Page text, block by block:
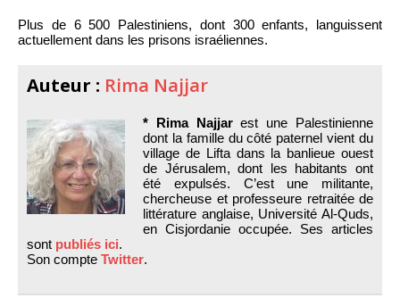
Plus de 6 500 Palestiniens, dont 300 enfants, languissent
actuellement dans les prisons israéliennes.
Auteur : Rima Najjar
* Rima Najjarest une Palestinienne
dont la famille du côté paternel vient du
village de Lifta dans la banlieue ouest
de Jérusalem, dont les habitants ont
été expulsés. C’est une militante,
chercheuse et professeure retraitée de
littérature anglaise, Université Al-Quds,
en Cisjordanie occupée. Ses articles
sont publiés ici.
Son compte Twitter.